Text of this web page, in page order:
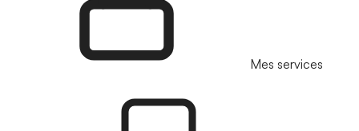
Mes services